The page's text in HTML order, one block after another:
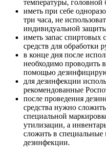
температуры, головной
иметь при себе
три часа, не
индивидуальной
иметь запас
средств для обработки
в конце дня после
необходимо проводить
помощью
для дезинфекции
рекомендованные
после проведения
средства нужно
специальной
утилизации, а
сложить в
дезинфекции.